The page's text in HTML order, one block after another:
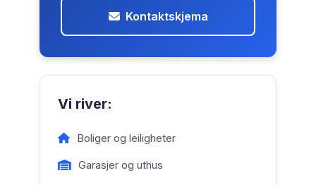
Kontaktskjema
Vi river:
Boliger og leiligheter
Garasjer og uthus